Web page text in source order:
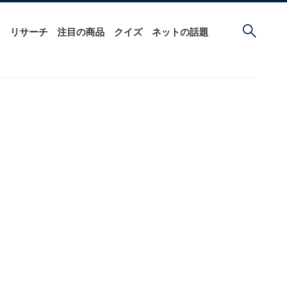
リサーチ 注目の商品 クイズ ネットの話題